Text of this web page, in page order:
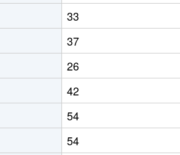
33
37
26
42
54
54